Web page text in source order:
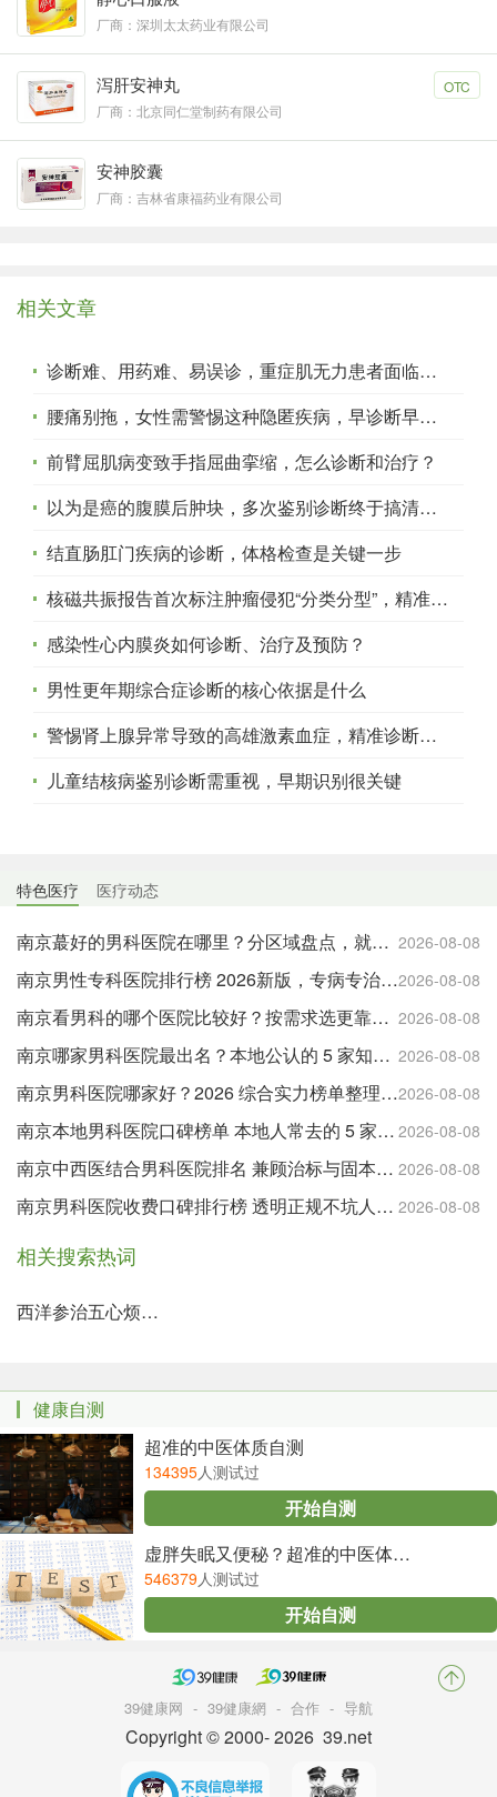
厂商：深圳太太药业有限公司
泻肝安神丸
OTC
厂商：北京同仁堂制药有限公司
安神胶囊
厂商：吉林省康福药业有限公司
相关文章
诊断难、用药难、易误诊，重症肌无力患者面临多重困境，治疗路在何方？
腰痛别拖，女性需警惕这种隐匿疾病，早诊断早安心
前臂屈肌病变致手指屈曲挛缩，怎么诊断和治疗？
以为是癌的腹膜后肿块，多次鉴别诊断终于搞清真相
结直肠肛门疾病的诊断，体格检查是关键一步
核磁共振报告首次标注肿瘤侵犯“分类分型”，精准影像诊断助力治疗决策
感染性心内膜炎如何诊断、治疗及预防？
男性更年期综合症诊断的核心依据是什么
警惕肾上腺异常导致的高雄激素血症，精准诊断有道
儿童结核病鉴别诊断需重视，早期识别很关键
特色医疗 医疗动态
2026-08-08
南京蕞好的男科医院在哪里？分区域盘点，就近就医更方便
2026-08-08
南京男性专科医院排行榜 2026新版，专病专治更有针对性
2026-08-08
南京看男科的哪个医院比较好？按需求选更靠谱，附实用就诊建议
2026-08-08
南京哪家男科医院最出名？本地公认的 5 家知名机构盘点
2026-08-08
南京男科医院哪家好？2026 综合实力榜单整理，公立与特色专科全覆盖
2026-08-08
南京本地男科医院口碑榜单 本地人常去的 5 家靠谱机构
2026-08-08
南京中西医结合男科医院排名 兼顾治标与固本的优选
2026-08-08
南京男科医院收费口碑排行榜 透明正规不坑人的医院都在这
相关搜索热词
西洋参治五心烦热吗
健康自测
超准的中医体质自测
134395人测试过
开始自测
虚胖失眠又便秘？超准的中医体质自测
546379人测试过
开始自测
39健康网 - 39健康網 - 合作 - 导航
Copyright © 2000-2026 39.net